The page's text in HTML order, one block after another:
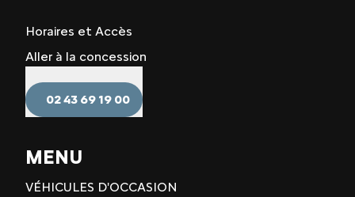
Horaires et Accès
Aller à la concession
02 43 69 19 00
MENU
VÉHICULES D'OCCASION